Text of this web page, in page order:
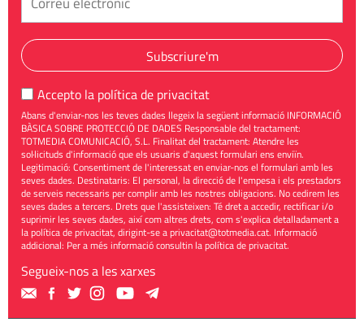
Subscriure'm
Accepto la política de privacitat
Abans d'enviar-nos les teves dades llegeix la següent informació INFORMACIÓ
BÀSICA SOBRE PROTECCIÓ DE DADES Responsable del tractament:
TOTMEDIA COMUNICACIÓ, S.L. Finalitat del tractament: Atendre les
sol·licituds d'informació que els usuaris d'aquest formulari ens enviïn.
Legitimació: Consentiment de l'interessat en enviar-nos el formulari amb les
seves dades. Destinataris: El personal, la direcció de l'empesa i els prestadors
de serveis necessaris per complir amb les nostres obligacions. No cedirem les
seves dades a tercers. Drets que l'assisteixen: Té dret a accedir, rectificar i/o
suprimir les seves dades, així com altres drets, com s'explica detalladament a
la política de privacitat, dirigint-se aprivacitat@totmedia.cat. Informació
addicional: Per a més informació consultin lapolítica de privacitat.
Segueix-nos a les xarxes